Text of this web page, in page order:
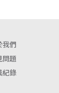
我們
問題
紀錄